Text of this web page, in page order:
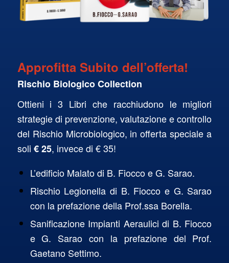
Approfitta Subito dell’offerta!
Rischio Biologico Collection
Ottieni i 3 Libri che racchiudono le migliori
strategie di prevenzione, valutazione e controllo
del Rischio Microbiologico, in offerta speciale a
soli € 25, invece di € 35!
L’edificio Malato di B. Fiocco e G. Sarao.
Rischio Legionella di B. Fiocco e G. Sarao
con la prefazione della Prof.ssa Borella.
Sanificazione Impianti Aeraulici di B. Fiocco
e G. Sarao con la prefazione del Prof.
Gaetano Settimo.